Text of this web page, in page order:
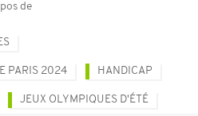
de
PARIS 2024 HANDICAP
JEUX OLYMPIQUES D'ÉTÉ